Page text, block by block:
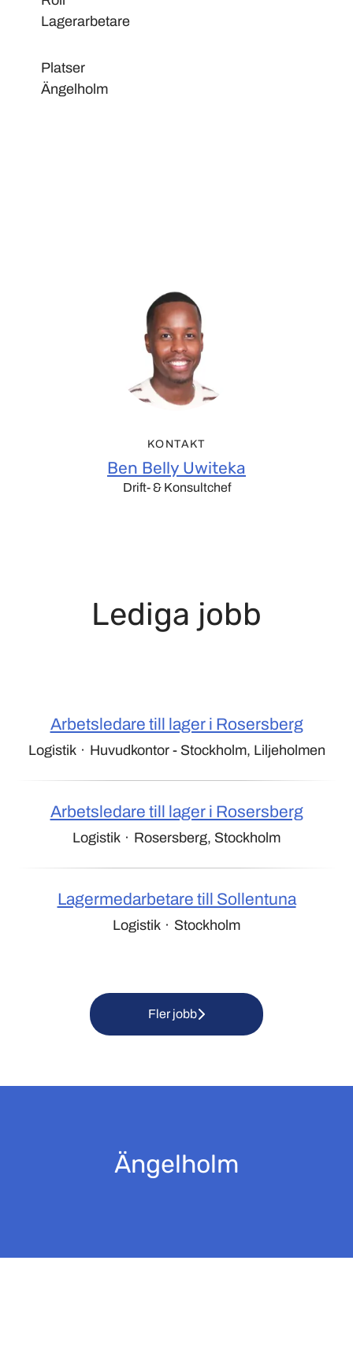
Lagerarbetare
Platser
Ängelholm
KONTAKT
Ben Belly Uwiteka
Drift- & Konsultchef
Lediga jobb
Arbetsledare till lager i Rosersberg
Logistik · Huvudkontor - Stockholm, Liljeholmen
Arbetsledare till lager i Rosersberg
Logistik · Rosersberg, Stockholm
Lagermedarbetare till Sollentuna
Logistik · Stockholm
Fler jobb
Ängelholm